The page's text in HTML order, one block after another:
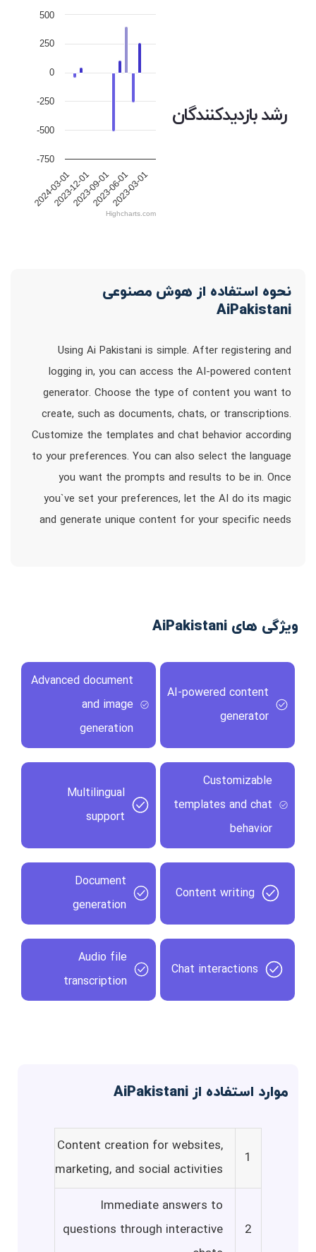
رشد بازدیدکنندگان
2024-03-01
2023-12-012023-09-012023-06-012023-03-01
-750
-500
-250
0
250
500
Highcharts.com
نحوه استفاده از هوش مصنوعی
AiPakistani
Using Ai Pakistani is simple. After registering and
logging in, you can access the AI-powered content
generator. Choose the type of content you want to
create, such as documents, chats, or transcriptions.
Customize the templates and chat behavior according
to your preferences. You can also select the language
you want the prompts and results to be in. Once
you`ve set your preferences, let the AI do its magic
and generate unique content for your specific needs
ویژگی های AiPakistani
AI-powered content
generator
Advanced document
and image
generation
Customizable
templates and chat
behavior
Multilingual
support
Content writing
Document
generation
Chat interactions
Audio file
transcription
موارد استفاده از AiPakistani
1
Content creation for websites,
marketing, and social activities
2
Immediate answers to
questions through interactive